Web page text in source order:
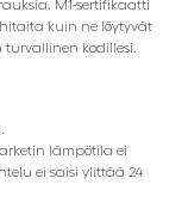
M1-sertifikaatti
kuin ne löytyvät
kodillesi.
lämpötila ei
ei saisi ylittää 24